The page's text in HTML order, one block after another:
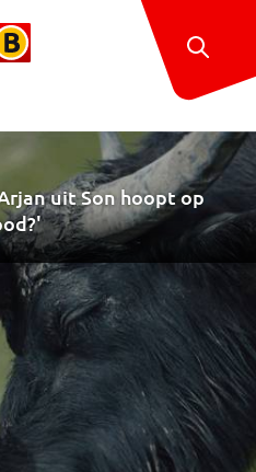
uit Son hoopt op